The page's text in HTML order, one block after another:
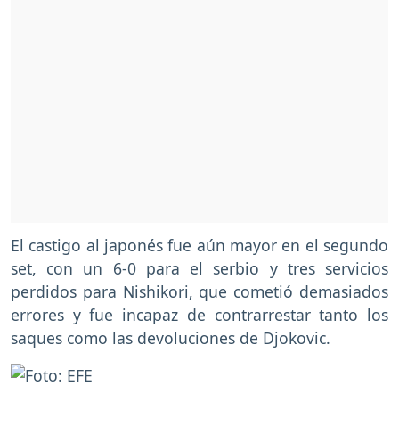
El castigo al japonés fue aún mayor en el segundo
set, con un 6-0 para el serbio y tres servicios
perdidos para Nishikori, que cometió demasiados
errores y fue incapaz de contrarrestar tanto los
saques como las devoluciones de Djokovic.